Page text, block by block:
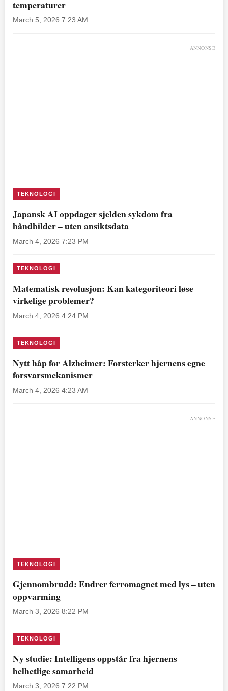
temperaturer
March 5, 2026 7:23 AM
ANNONSE
TEKNOLOGI
Japansk AI oppdager sjelden sykdom fra
håndbilder – uten ansiktsdata
March 4, 2026 7:23 PM
TEKNOLOGI
Matematisk revolusjon: Kan kategoriteori løse
virkelige problemer?
March 4, 2026 4:24 PM
TEKNOLOGI
Nytt håp for Alzheimer: Forsterker hjernens egne
forsvarsmekanismer
March 4, 2026 4:23 AM
ANNONSE
TEKNOLOGI
Gjennombrudd: Endrer ferromagnet med lys – uten
oppvarming
March 3, 2026 8:22 PM
TEKNOLOGI
Ny studie: Intelligens oppstår fra hjernens
helhetlige samarbeid
March 3, 2026 7:22 PM